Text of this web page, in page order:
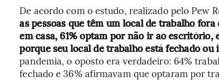
De acordo com o estudo, realizado pelo Pew
as pessoas que têm um local de trabalho
em casa, 61% optam por não ir ao
porque seu local de trabalho está fechado ou
pandemia, o oposto era verdadeiro: 64%
fechado e 36% afirmavam que optaram por